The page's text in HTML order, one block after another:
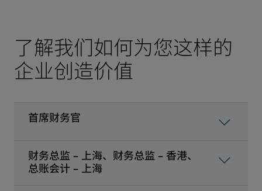
了解我们如何为您这样的
企业创造价值